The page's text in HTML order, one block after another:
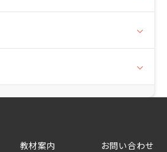
教材案内
お問い合わせ